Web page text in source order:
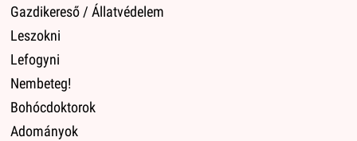
Gazdikereső / Állatvédelem
Leszokni
Lefogyni
Nembeteg!
Bohócdoktorok
Adományok